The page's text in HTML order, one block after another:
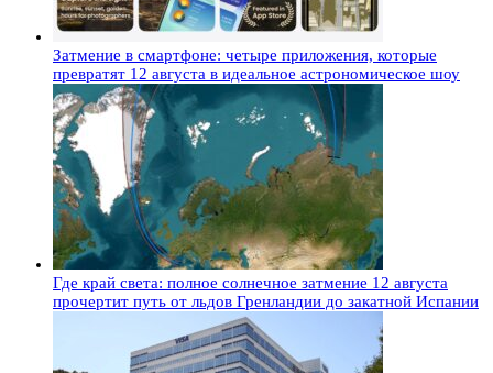
Затмение в смартфоне: четыре приложения, которые
превратят 12 августа в идеальное астрономическое шоу
Где край света: полное солнечное затмение 12 августа
прочертит путь от льдов Гренландии до закатной Испании